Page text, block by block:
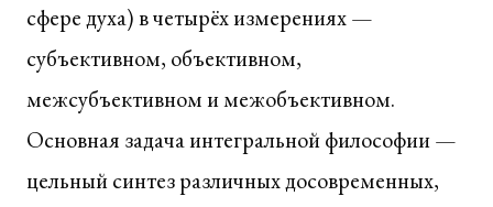
сфере духа) в четырёх измерениях —
субъективном, объективном,
межсубъективном и межобъективном.
Основная задача интегральной философии —
цельный синтез различных досовременных,